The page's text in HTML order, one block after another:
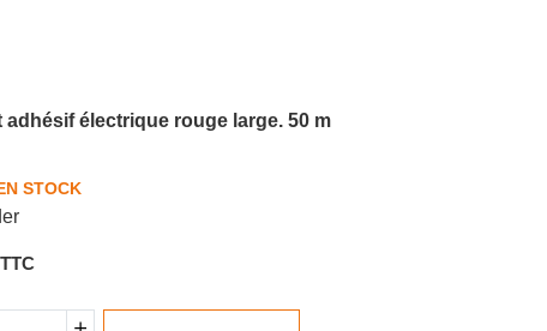
adhésif électrique rouge large. 50 m
STOCK
TTC